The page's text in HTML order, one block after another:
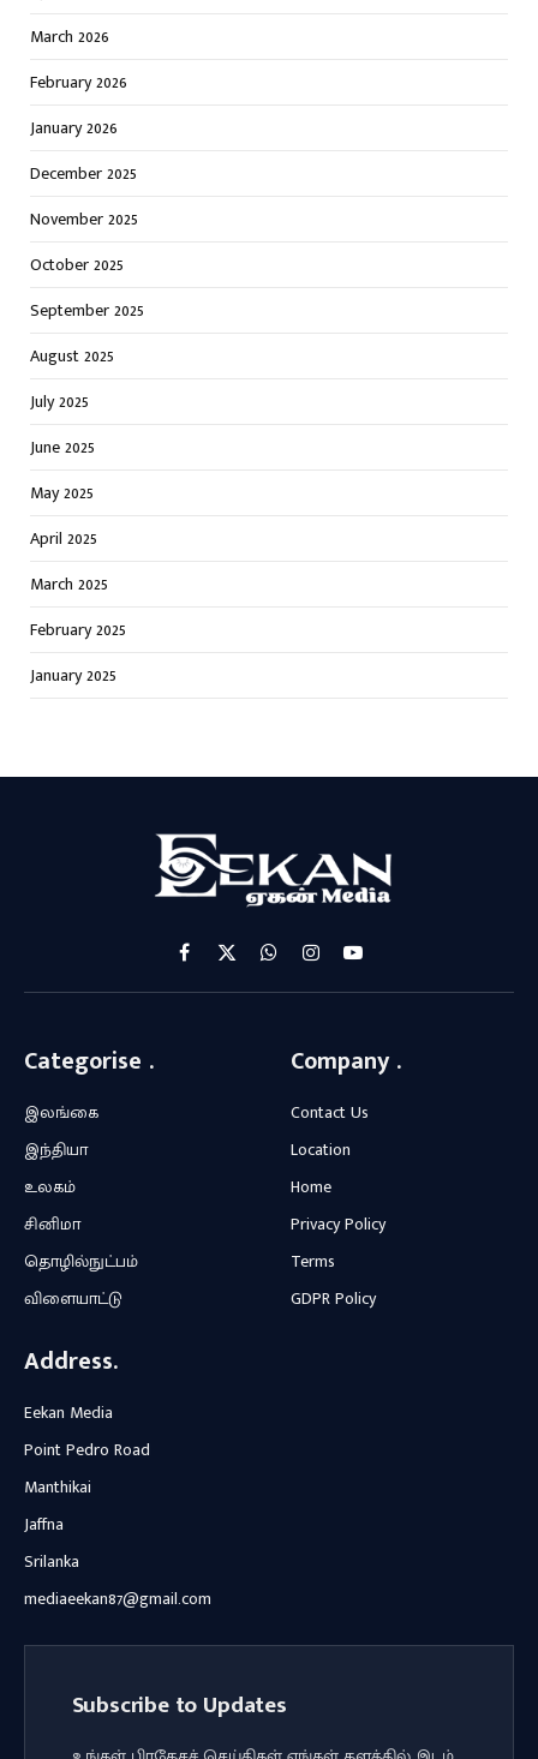
March 2026
February 2026
January 2026
December 2025
November 2025
October 2025
September 2025
August 2025
July 2025
June 2025
May 2025
April 2025
March 2025
February 2025
January 2025
Facebook
X
(Twitter)
WhatsAppInstagramYouTube
Categorise .
இலங்கை
இந்தியா
உலகம்
சினிமா
தொழில்நுட்பம்
விளையாட்டு
Company .
Contact Us
Location
Home
Privacy Policy
Terms
GDPR Policy
Address.
Eekan Media
Point Pedro Road
Manthikai
Jaffna
Srilanka
mediaeekan87@gmail.com
Subscribe to Updates